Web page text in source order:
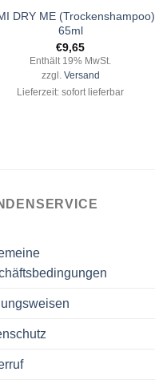
DRY ME (Trockenshampoo)
65ml
€9,65
Enthält 19% MwSt.
zzgl. Versand
Lieferzeit: sofort lieferbar